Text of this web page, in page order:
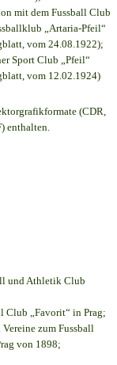
mit dem Fussball Club
„Artaria-Pfeil“
vom 24.08.1922);
Sport Club „Pfeil“
vom 12.02.1924)
(CDR,
enthalten.
und Athletik Club
Club „Favorit“ in Prag;
zum Fussball
von 1898;